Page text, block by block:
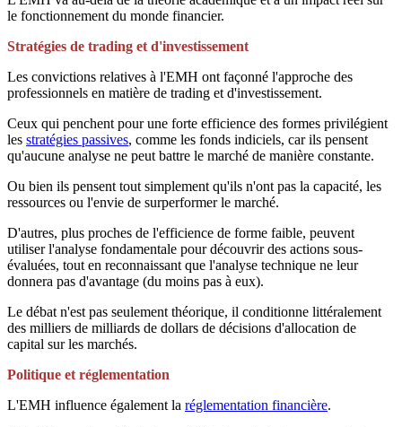
le fonctionnement du monde financier.
Stratégies de trading et d'investissement
Les convictions relatives à l'EMH ont façonné l'approche des
professionnels en matière de trading et d'investissement.
Ceux qui penchent pour une forte efficience des formes privilégient
les stratégies passives, comme les fonds indiciels, car ils pensent
qu'aucune analyse ne peut battre le marché de manière constante.
Ou bien ils pensent tout simplement qu'ils n'ont pas la capacité, les
ressources ou l'envie de surperformer le marché.
D'autres, plus proches de l'efficience de forme faible, peuvent
utiliser l'analyse fondamentale pour découvrir des actions sous-
évaluées, tout en reconnaissant que l'analyse technique ne leur
donnera pas d'avantage (du moins pas à eux).
Le débat n'est pas seulement théorique, il conditionne littéralement
des milliers de milliards de dollars de décisions d'allocation de
capital sur les marchés.
Politique et réglementation
L'EMH influence également la réglementation financière.